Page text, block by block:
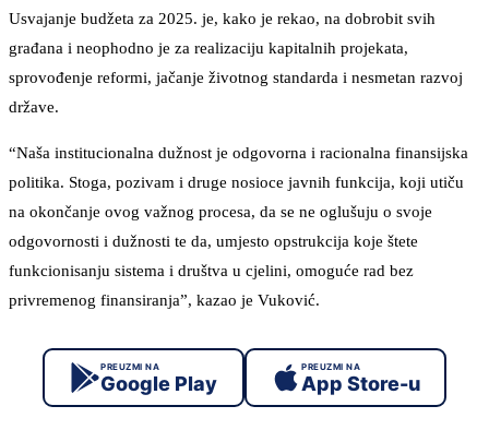
Usvajanje budžeta za 2025. je, kako je rekao, na dobrobit svih
građana i neophodno je za realizaciju kapitalnih projekata,
sprovođenje reformi, jačanje životnog standarda i nesmetan razvoj
države.
“Naša institucionalna dužnost je odgovorna i racionalna finansijska
politika. Stoga, pozivam i druge nosioce javnih funkcija, koji utiču
na okončanje ovog važnog procesa, da se ne oglušuju o svoje
odgovornosti i dužnosti te da, umjesto opstrukcija koje štete
funkcionisanju sistema i društva u cjelini, omoguće rad bez
privremenog finansiranja”, kazao je Vuković.
PREUZMI NA
Google Play
PREUZMI NA
App Store-u